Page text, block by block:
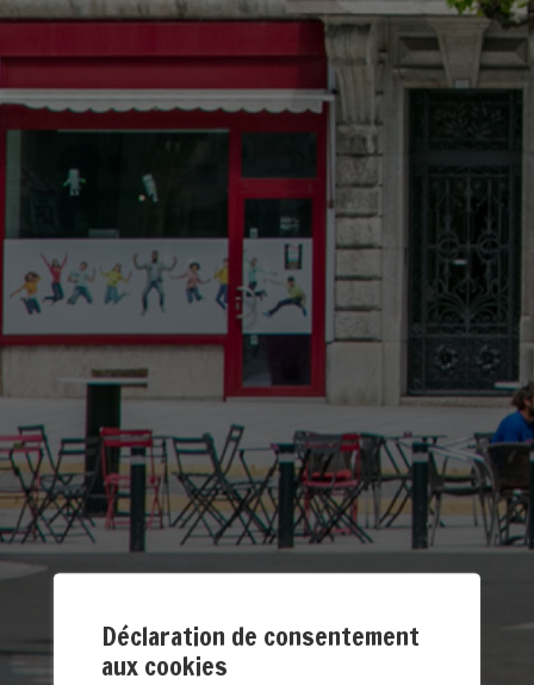
Déclaration de consentement
aux cookies